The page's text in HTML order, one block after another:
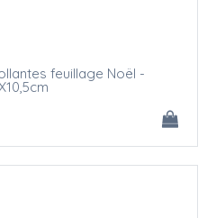
feuillage Noël -